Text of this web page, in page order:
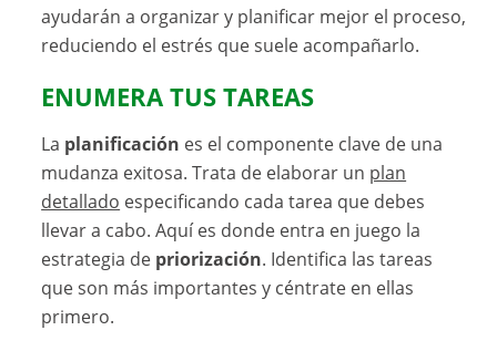
ayudarán a organizar y planificar mejor el proceso,
reduciendo el estrés que suele acompañarlo.
ENUMERA TUS TAREAS
La planificación es el componente clave de una
mudanza exitosa. Trata de elaborar un plan
detallado especificando cada tarea que debes
llevar a cabo. Aquí es donde entra en juego la
estrategia de priorización. Identifica las tareas
que son más importantes y céntrate en ellas
primero.